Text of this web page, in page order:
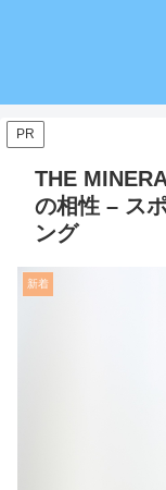
PR
THE
の相性 – ス
ング
新着